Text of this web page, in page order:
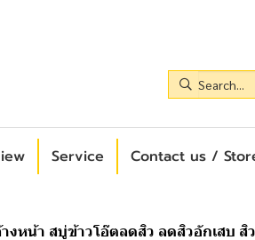
Service Contact us /
งหน้า สบู่ข้าวโอ๊ตลดสิว ลดสิวอักเสบ